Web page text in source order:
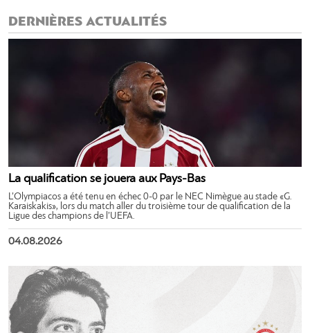
DERNIÈRES ACTUALITÉS
La qualification se jouera aux Pays-Bas
L’Olympiacos a été tenu en échec 0-0 par le NEC Nimègue au stade «G.
Karaiskakis», lors du match aller du troisième tour de qualification de la
Ligue des champions de l’UEFA.
04.08.2026